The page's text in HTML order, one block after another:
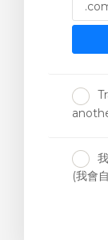
(我會